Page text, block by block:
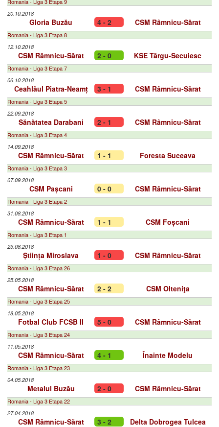
20.10.2018
Gloria Buzău 4 - 2 CSM Râmnicu-Sărat
Romania - Liga 3 Etapa 8
12.10.2018
CSM Râmnicu-Sărat 2 - 0 KSE Târgu-Secuiesc
Romania - Liga 3 Etapa 7
06.10.2018
Ceahlăul Piatra-Neamț 3 - 1 CSM Râmnicu-Sărat
Romania - Liga 3 Etapa 5
22.09.2018
Sănătatea Darabani 2 - 1 CSM Râmnicu-Sărat
Romania - Liga 3 Etapa 4
14.09.2018
CSM Râmnicu-Sărat 1 - 1 Foresta Suceava
Romania - Liga 3 Etapa 3
07.09.2018
CSM Pașcani 0 - 0 CSM Râmnicu-Sărat
Romania - Liga 3 Etapa 2
31.08.2018
CSM Râmnicu-Sărat 1 - 1 CSM Foșcani
Romania - Liga 3 Etapa 1
25.08.2018
Știința Miroslava 1 - 0 CSM Râmnicu-Sărat
Romania - Liga 3 Etapa 26
25.05.2018
CSM Râmnicu-Sărat 2 - 2 CSM Olteniţa
Romania - Liga 3 Etapa 25
18.05.2018
Fotbal Club FCSB II 5 - 0 CSM Râmnicu-Sărat
Romania - Liga 3 Etapa 24
11.05.2018
CSM Râmnicu-Sărat 4 - 1 Înainte Modelu
Romania - Liga 3 Etapa 23
04.05.2018
Metalul Buzău 2 - 0 CSM Râmnicu-Sărat
Romania - Liga 3 Etapa 22
27.04.2018
CSM Râmnicu-Sărat 3 - 2 Delta Dobrogea Tulcea